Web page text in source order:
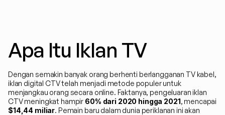
Apa Itu Iklan TV
Dengan semakin banyak orang berhenti berlangganan TV kabel,
iklan digital CTV telah menjadi metode populer untuk
menjangkau orang secara online. Faktanya, pengeluaran iklan
CTV meningkat hampir 60% dari 2020 hingga 2021
$14,44 miliar. Pemain baru dalam dunia periklanan ini akan